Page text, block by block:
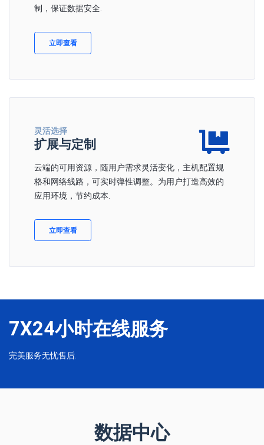
制，保证数据安全.
立即查看
灵活选择
扩展与定制
云端的可用资源，随用户需求灵活变化，主机配置规
格和网络线路，可实时弹性调整。为用户打造高效的
应用环境，节约成本.
立即查看
7X24小时在线服务
完美服务无忧售后.
数据中心